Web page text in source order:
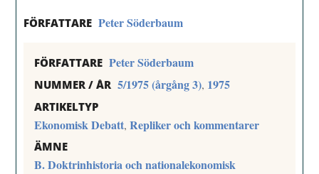
FÖRFATTARE Peter Söderbaum
FÖRFATTARE Peter Söderbaum
NUMMER / ÅR 5/1975 (årgång 3), 1975
ARTIKELTYP
Ekonomisk Debatt,Repliker och kommentarer
ÄMNE
B. Doktrinhistoria och nationalekonomisk